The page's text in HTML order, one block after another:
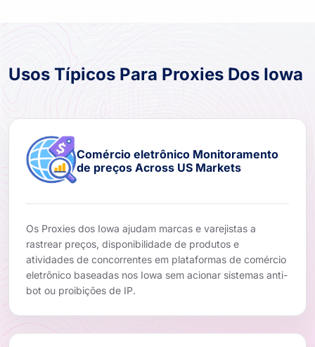
Usos Típicos Para Proxies Dos Iowa
Comércio eletrônico Monitoramento
de preços Across US Markets
Os Proxies dos Iowa ajudam marcas e varejistas a
rastrear preços, disponibilidade de produtos e
atividades de concorrentes em plataformas de comércio
eletrônico baseadas nos Iowa sem acionar sistemas anti-
bot ou proibições de IP.